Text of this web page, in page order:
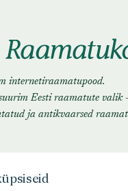
internetiraamatupood.
Eesti raamatute valik
ja antikvaarsed